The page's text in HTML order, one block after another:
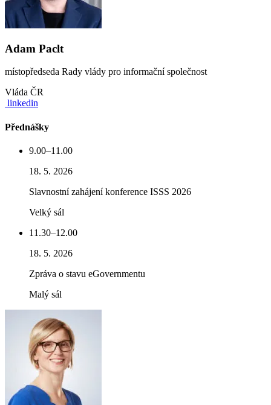
Adam Paclt
místopředseda Rady vlády pro informační společnost
Vláda ČR
linkedin
Přednášky
9.00–11.00
18. 5. 2026
Slavnostní zahájení konference ISSS 2026
Velký sál
11.30–12.00
18. 5. 2026
Zpráva o stavu eGovernmentu
Malý sál